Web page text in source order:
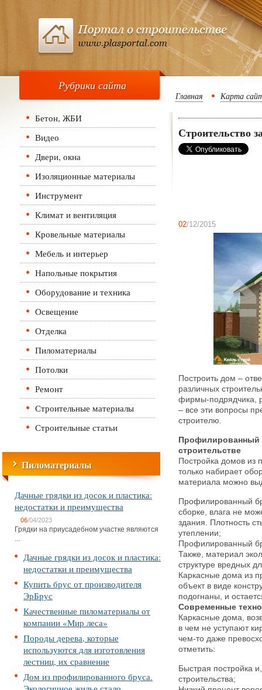
Рубрики сайта
Бетон, ЖБИ
Видео
Двери, окна
Изоляционные материалы
Инструмент
Климат и вентиляция
Кровельные материалы
Мебель и интерьер
Напольные покрытия
Оборудование и техника
Освещение
Отделка
Пиломатериалы
Потолки
Ремонт
Строительные материалы
Строительные статьи
Пиломатериалы
Дачные грядки из досок и пластика:
недостатки и преимущества
06/04/2023
Грядки на приусадебном участке являются
...
Дачные грядки из досок и пластика:
недостатки и преимущества
Купить брус от производителя
ЭрБрус
Качественные пиломатериалы от
компании «Мир леса»
Породы дерева, которые
используются для изготовления
лестниц, их сравнение
Дом из профилированного бруса.
Главная Карта
Строительство
02/12/2015
Построить дом –
различных
фирмы-подрядчика,
– все эти вопросы
строителю.
Профилированный
строительстве
Постройка домов из
только набирает
материала можно
Профилированный
сборке, влага не
здания. Плотность
утеплении;
Профилированный
Также, материал
структуре вредных
Каркасные дома из
объект в виде
подогнаны, и
Современные
Каркасные дома,
в чем не уступают
чем-то даже
отметить:
Быстрая постройка
строительства;